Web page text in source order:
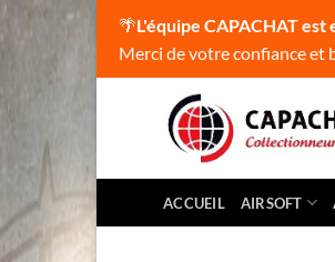
🌴L'équipe CAPACHAT est
Merci de votre confiance et
ACCUEIL AIRSOFT